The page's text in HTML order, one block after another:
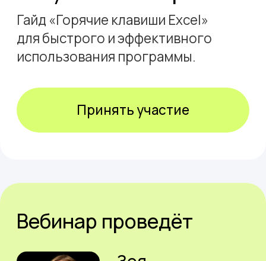
+7 705 956 72 14
Telegram @AnnaPorah
ТОО «Ньюскилз»
Правила бонусной программы
Общие вопросы:
sales@lerna.team
Размещение курсов на Lerna
partners@lerna.team